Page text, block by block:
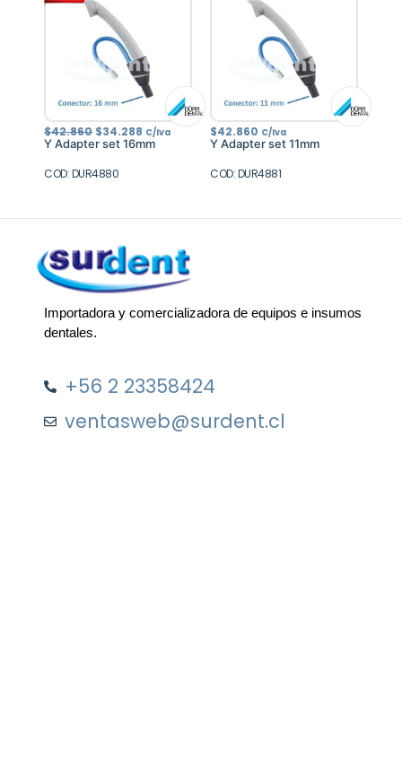
$42.860 El
precio
original
$42.860.
$34.288 El
precio
actual
C/Iva
Y Adapter set 16mm
COD: DUR4880
$42.860 C/Iva
Y Adapter set 11mm
COD: DUR4881
Importadora y comercializadora de equipos e insumos
dentales.
+56 2 23358424
ventasweb@surdent.cl